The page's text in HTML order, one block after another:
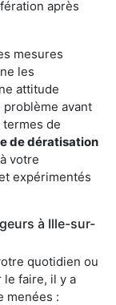
après
mesures
les
attitude
problème avant
termes de
de dératisation
votre
expérimentés
à Ille-sur-
quotidien ou
faire, il y a
menées :